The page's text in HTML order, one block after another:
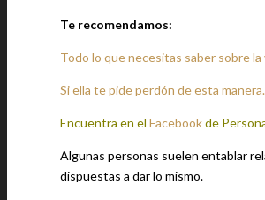
Te recomendamos:
Todo lo que necesitas saber sobre
Si ella te pide perdón de esta
Encuentra en el Facebookde
Algunas personas suelen entablar
dispuestas a dar lo mismo.